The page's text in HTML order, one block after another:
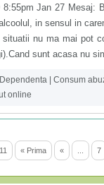
8:55pm Jan 27 Mesaj:
in sensul in
nu ma mai pot
sunt acasa nu
Dependenta | Consum
online
« Prima « 7